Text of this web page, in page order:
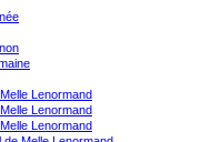
Lenormand
Lenormand
Lenormand